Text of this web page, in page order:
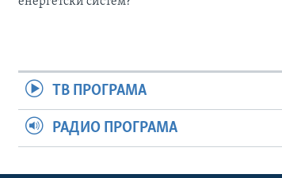
ТВ ПРОГРАМА
РАДИО ПРОГРАМА